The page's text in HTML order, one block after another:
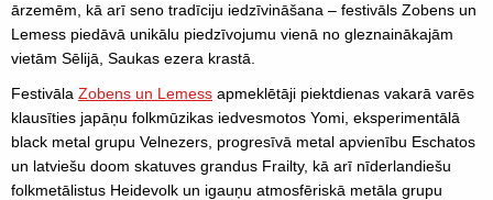
ārzemēm, kā arī seno tradīciju iedzīvināšana – festivāls Zobens un
Lemess piedāvā unikālu piedzīvojumu vienā no gleznainākajām
vietām Sēlijā, Saukas ezera krastā.
Festivāla Zobens un Lemess apmeklētāji piektdienas vakarā varēs
klausīties japāņu folkmūzikas iedvesmotos Yomi, eksperimentālā
black metal grupu Velnezers, progresīvā metal apvienību Eschatos
un latviešu doom skatuves grandus Frailty, kā arī nīderlandiešu
folkmetālistus Heidevolk un igauņu atmosfēriskā metāla grupu